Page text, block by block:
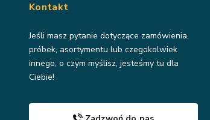
Kontakt
Jeśli masz pytanie dotyczące zamówienia,
próbek, asortymentu lub czegokolwiek
innego, o czym myślisz, jesteśmy tu dla
Ciebie!